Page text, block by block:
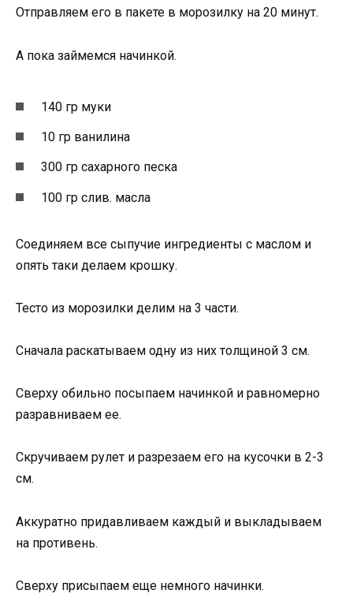
Отправляем его в пакете в морозилку на 20 минут.
А пока займемся начинкой.
140 гр муки
10 гр ванилина
300 гр сахарного песка
100 гр слив. масла
Соединяем все сыпучие ингредиенты с маслом и
опять таки делаем крошку.
Тесто из морозилки делим на 3 части.
Сначала раскатываем одну из них толщиной 3 см.
Сверху обильно посыпаем начинкой и равномерно
разравниваем ее.
Скручиваем рулет и разрезаем его на кусочки в 2-3
см.
Аккуратно придавливаем каждый и выкладываем
на противень.
Сверху присыпаем еще немного начинки.